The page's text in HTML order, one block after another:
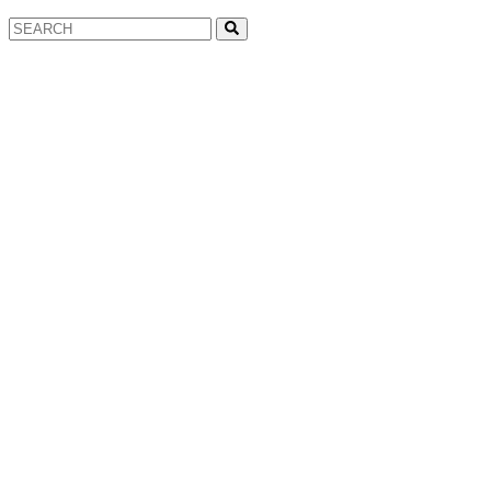
Search
for: